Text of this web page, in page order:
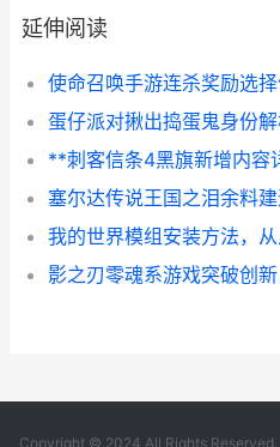
延伸阅读
Copyright © 2024 All Rights Reserved.